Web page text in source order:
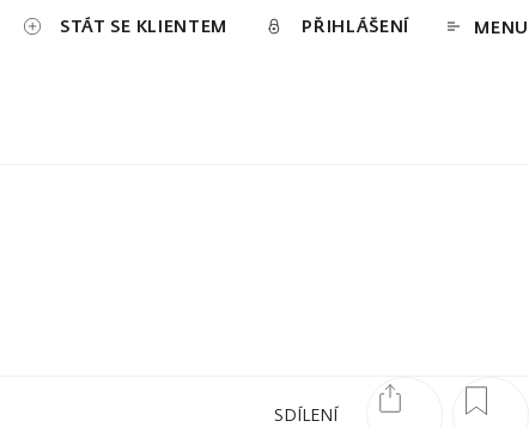
STÁT SE KLIENTEM PŘIHLÁŠENÍ MENU
SDÍLENÍ